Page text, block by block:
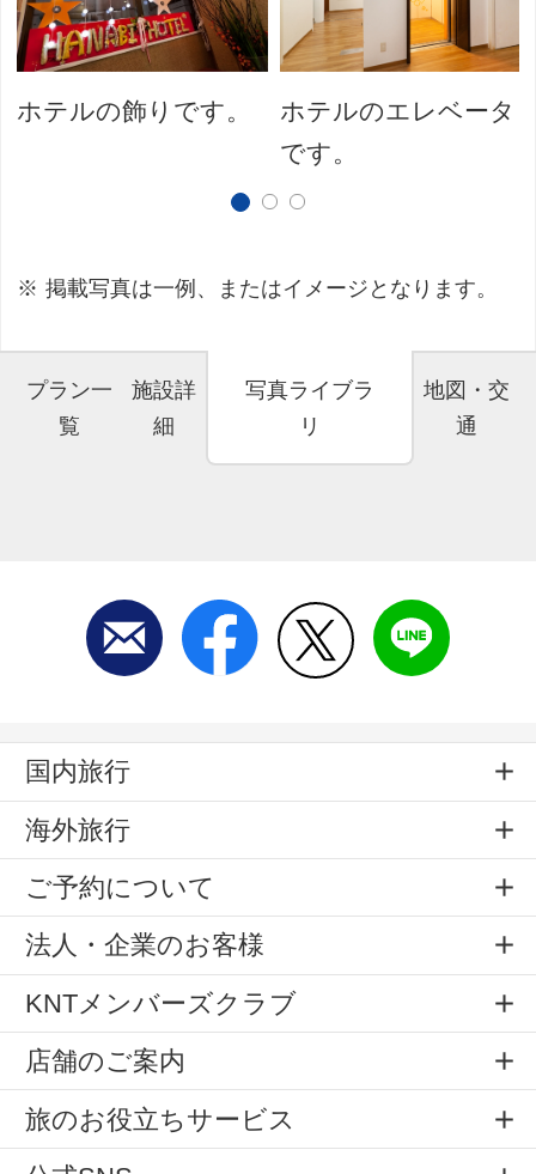
ホテルの飾りです。
ホテルのエレベータ
です。
掲載写真は一例、またはイメージとなります。
プラン一
覧
施設詳
細
写真ライブラ
リ
地図・交
通
国内旅行
海外旅行
ご予約について
法人・企業のお客様
KNTメンバーズクラブ
店舗のご案内
旅のお役立ちサービス